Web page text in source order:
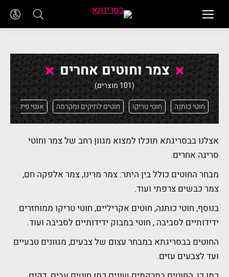
צמר וחוטים אחרים
(101 מוצרים)
חוטי כותנה
חוטי טריקו חוטים לתיקים ומקרמה אנטי פילינג
אצלנו בבסריגתא תוכלו למצוא מגוון רחב של צמר וחוטי
סריגה אחרים.
מבחר החוטים כולל בין היתר: צמר מרינו, צמר אלפקה חם,
צמר כבשים צרפתי ועוד.
בנוסף, חוטי כותנה, חוטים אקריליים, חוטי טריקו ממוחזרים
ידידותיים לסביבה , חוטי במבוק ידידותיים לסביבה ועוד.
החוטים בבסריגתא במבחר עצום של צבעים, מגוונים טבעיים
ועד לצבעים עזים.